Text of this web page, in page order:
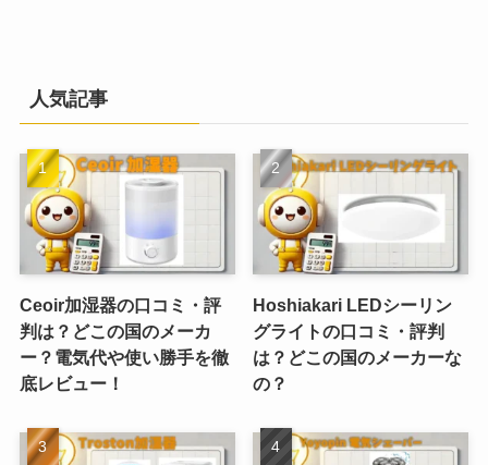
人気記事
Ceoir加湿器の口コミ・評
判は？どこの国のメーカ
ー？電気代や使い勝手を徹
底レビュー！
Hoshiakari LEDシーリン
グライトの口コミ・評判
は？どこの国のメーカーな
の？